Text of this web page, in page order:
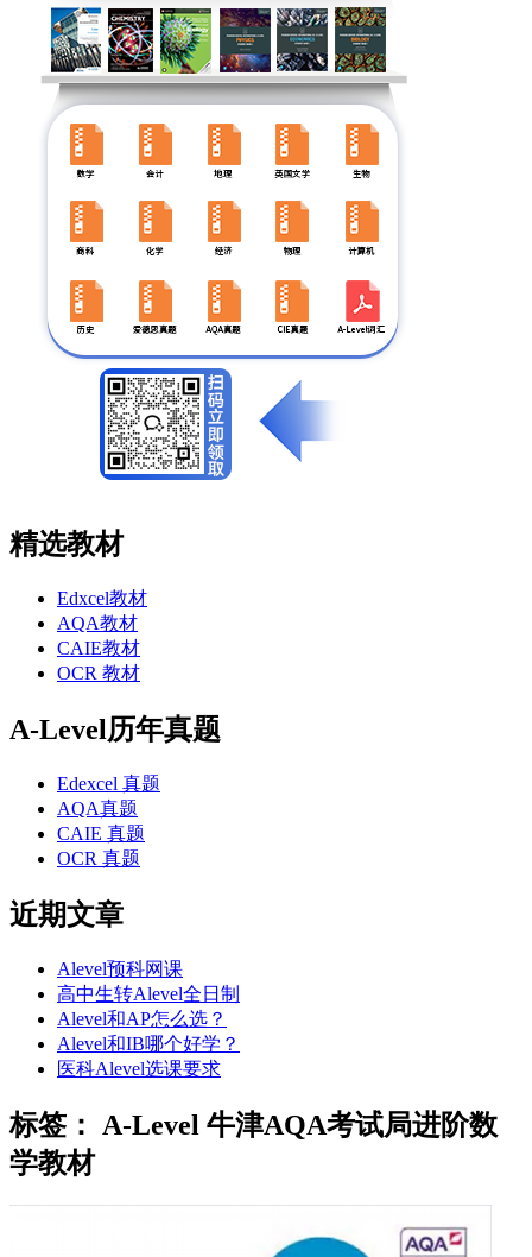
精选教材
Edxcel教材
AQA教材
CAIE教材
OCR 教材
A-Level历年真题
Edexcel 真题
AQA真题
CAIE 真题
OCR 真题
近期文章
Alevel预科网课
高中生转Alevel全日制
Alevel和AP怎么选？
Alevel和IB哪个好学？
医科Alevel选课要求
标签： A-Level 牛津AQA考试局进阶数
学教材